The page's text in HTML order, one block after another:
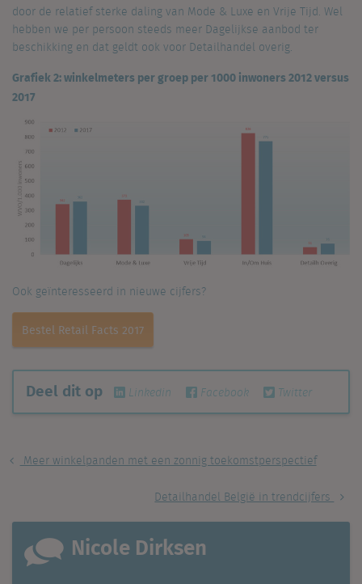
door de relatief sterke daling van Mode & Luxe en Vrije Tijd. Wel
hebben we per persoon steeds meer Dagelijkse aanbod ter
beschikking en dat geldt ook voor Detailhandel overig.
Grafiek 2: winkelmeters per groep per 1000 inwoners 2012 versus
2017
Ook geïnteresseerd in nieuwe cijfers?
Bestel Retail Facts 2017
Deel dit op Linkedin Facebook Twitter
Meer winkelpanden met een zonnig toekomstperspectief
Detailhandel België in trendcijfers
Nicole Dirksen